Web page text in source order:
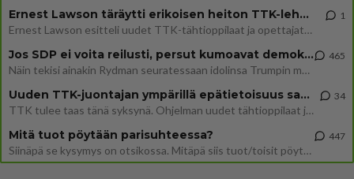
Ernest Lawson täräytti erikoisen heiton TTK-lehdistötilaisuudessa: " Onko tässä tarkoituksena...?"
Ernest Lawson esitteli uudet TTK-tähtioppilaat ja opettajat torstaina 6.8. lehdistölle. Tulevalla kaudella on yksi hausk
1
Jos SDP ei voita reilusti, persut kumoavat demokratian Suomesta
Näin tekisi ainakin Rydman seuratessaan idolinsa Trumpin mallia https://www.is.fi/politiikka/art-2000012187244.html
465
Uuden TTK-juontajan ympärillä epätietoisuus sakenee - Nyt MTV hämmentää soppaa
TTK tulee taas tänä syksynä. Ohjelman uudet tähtioppilaat julkistetaan torstaina 6. elokuuta klo 14 alkavassa lehdistö
34
Mitä tuot pöytään parisuhteessa?
Siinäpä se kysymys on otsikossa. Mitäpä siis tuot/toisit pöytään parisuhteessa? Oletko mies vai nainen? Koetko sen mitä
447